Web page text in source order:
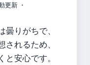
更新 ・
りがちで、
れるため、
安心です。